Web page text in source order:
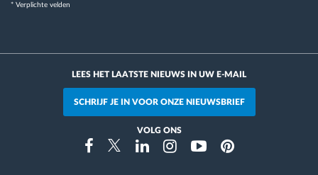
* Verplichte velden
LEES HET LAATSTE NIEUWS IN UW E-MAIL
SCHRIJF JE IN VOOR ONZE NIEUWSBRIEF
VOLG ONS
FacebookTwitterLinkedinInstragramYoutubePinterest